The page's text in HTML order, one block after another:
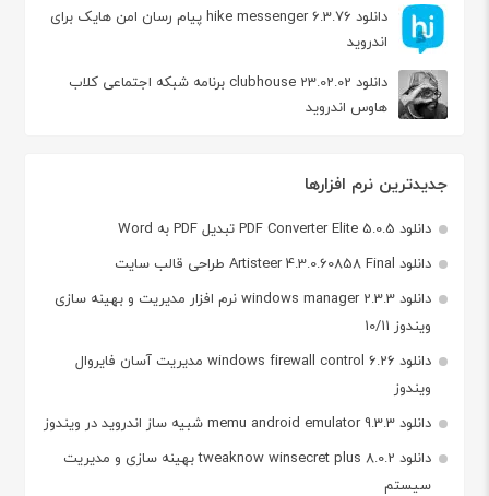
دانلود hike messenger 6.3.76 پیام‌ رسان‌ امن هایک برای
اندروید
دانلود clubhouse 23.02.02 برنامه شبکه اجتماعی کلاب
هاوس اندروید
جدیدترین نرم افزارها
دانلود PDF Converter Elite 5.0.5 تبدیل PDF به Word
دانلود Artisteer 4.3.0.60858 Final طراحی قالب سایت
دانلود windows manager 2.3.3 نرم افزار مدیریت و بهینه سازی
ویندوز 10/11
دانلود windows firewall control 6.26 مدیریت آسان فایروال
ویندوز
دانلود memu android emulator 9.3.3 شبیه ساز اندروید در ویندوز
دانلود tweaknow winsecret plus 8.0.2 بهینه سازی و مدیریت
سیستم